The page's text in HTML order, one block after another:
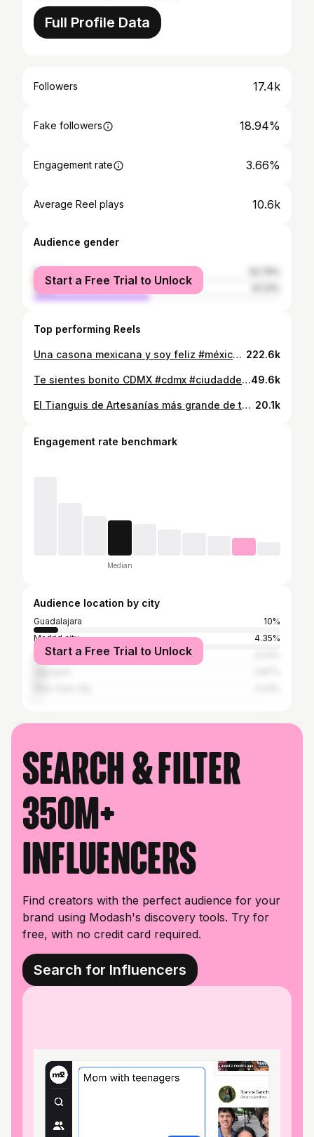
Full Profile Data
Followers 17.4k
Fake followers 18.94%
Engagement rate 3.66%
Average Reel plays 10.6k
Audience gender
female
male
Start a Free Trial to Unlock
Top performing Reels
Una casona mexicana y soy feliz #méxico #jalisco #arquitecturamexicana #guadalajara #gdl 222.6k
Te sientes bonito CDMX #cdmx #ciudaddeméxico #méxico49.6k
El Tianguis de Artesanías más grande de toda Latinoamérica ya comenzó y aquí te dejó mis recomendaciones para visitarlo en Uruapan Michoacán 🤠🤠 #artesanias #uruapan #michoacan #arte #cultura 20.1k
Engagement rate benchmark
Median
Audience location by city
Guadalajara
10%
Madrid city
4.35%
Uruapan del Progreso
Start a Free Trial to Unlock
Search & filter
350M+
influencers
Find creators with the perfect audience for your
brand using Modash's discovery tools. Try for
free, with no credit card required.
Search for Influencers